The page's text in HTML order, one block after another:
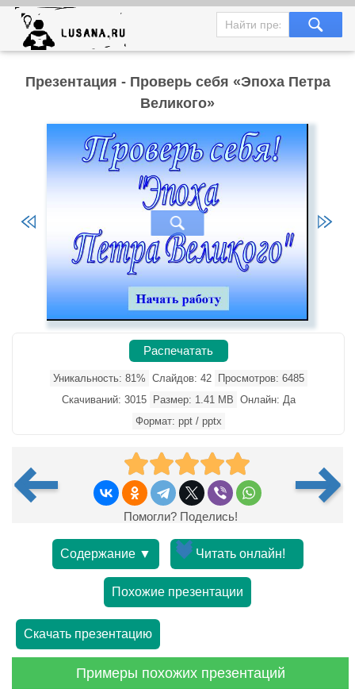
Презентация - Проверь себя «Эпоха Петра
Великого»
Распечатать
Уникальность: 81% Слайдов: 42
Просмотров: 6485
Скачиваний: 3015
Размер: 1.41 MB Онлайн: Да
Формат: ppt / pptx
Помогли? Поделись!
Содержание ▼ Читать онлайн!
Похожие презентации
Скачать презентацию
Примеры похожих презентаций